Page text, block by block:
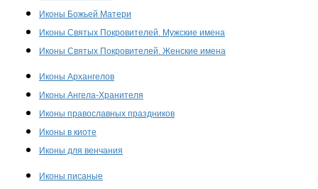
Иконы Божьей Матери
Иконы Святых Покровителей. Мужские имена
Иконы Святых Покровителей. Женские имена
Иконы Архангелов
Иконы Ангела-Хранителя
Иконы православных праздников
Иконы в киоте
Иконы для венчания
Иконы писаные